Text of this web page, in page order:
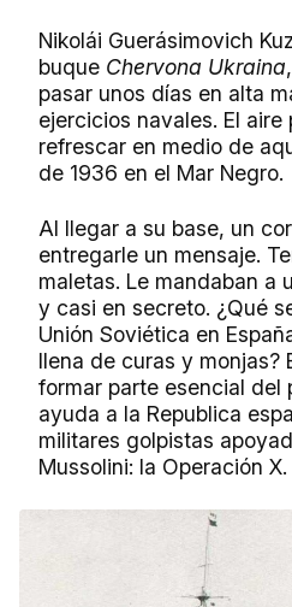
Nikolái Guerásimovich
buque Chervona Ukraina
pasar unos días en alta
ejercicios navales. El aire
refrescar en medio de
de 1936 en el Mar Negro.
Al llegar a su base, un
entregarle un mensaje.
maletas. Le mandaban a
y casi en secreto. ¿Qué
Unión Soviética en
llena de curas y monjas?
formar parte esencial del
ayuda a la Republica
militares golpistas
Mussolini: la Operación X.